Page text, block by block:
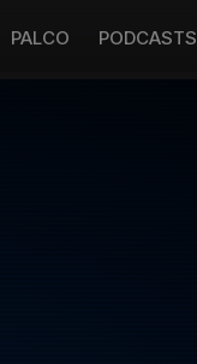
PALCO PODCASTS